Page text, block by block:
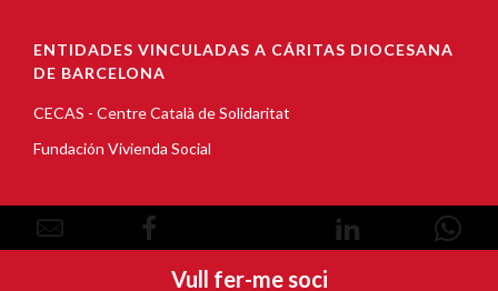
ENTIDADES VINCULADAS A CÁRITAS DIOCESANA
DE BARCELONA
CECAS - Centre Català de Solidaritat
Fundación Vivienda Social
© Copyright 2026, Càritas Barcelona |Aviso Legal|
Política de Cookies|Política de privacidad
Vull fer-me soci